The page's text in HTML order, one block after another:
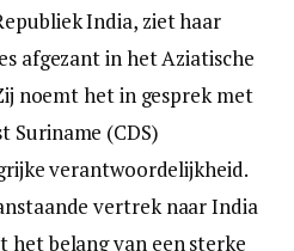
India, ziet haar
afgezant in het Aziatische
noemt het in gesprek met
Suriname (CDS)
verantwoordelijkheid.
vertrek naar India
belang van een sterke